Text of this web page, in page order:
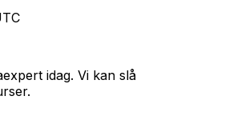
idag. Vi kan slå